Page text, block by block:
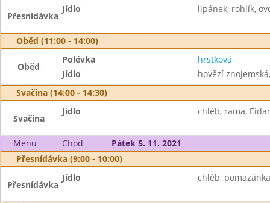
Přesnídávka
Jídlo lipánek, rohlík,
Oběd (11:00 - 14:00)
Oběd
Polévka
hrstková
Jídlo
hovězí
Svačina (14:00 - 14:30)
Svačina
Jídlo chléb, rama,
Menu Chod
Pátek 5. 11. 2021
Přesnídávka (9:00 - 10:00)
Přesnídávka
Jídlo chléb,